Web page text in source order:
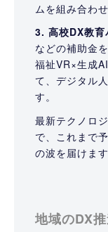
ムを組み合わ
3. 高校DX教育
などの補助金
福祉VR×生成
て、デジタル
す。
最新テクノロ
で、これまで
の波を届けます
地域のDX